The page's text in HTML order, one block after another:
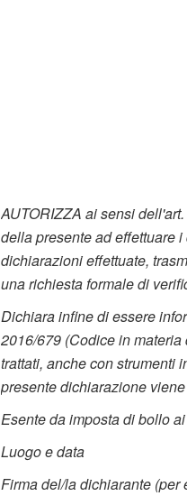
AUTORIZZA ai sensi
della presente ad effettuare
dichiarazioni effettuate,
una richiesta formale di
Dichiara infine di essere
2016/679 (Codice in
trattati, anche con strumenti
presente dichiarazione
Esente da imposta di bollo
Luogo e data
Firma del/la dichiarante (per